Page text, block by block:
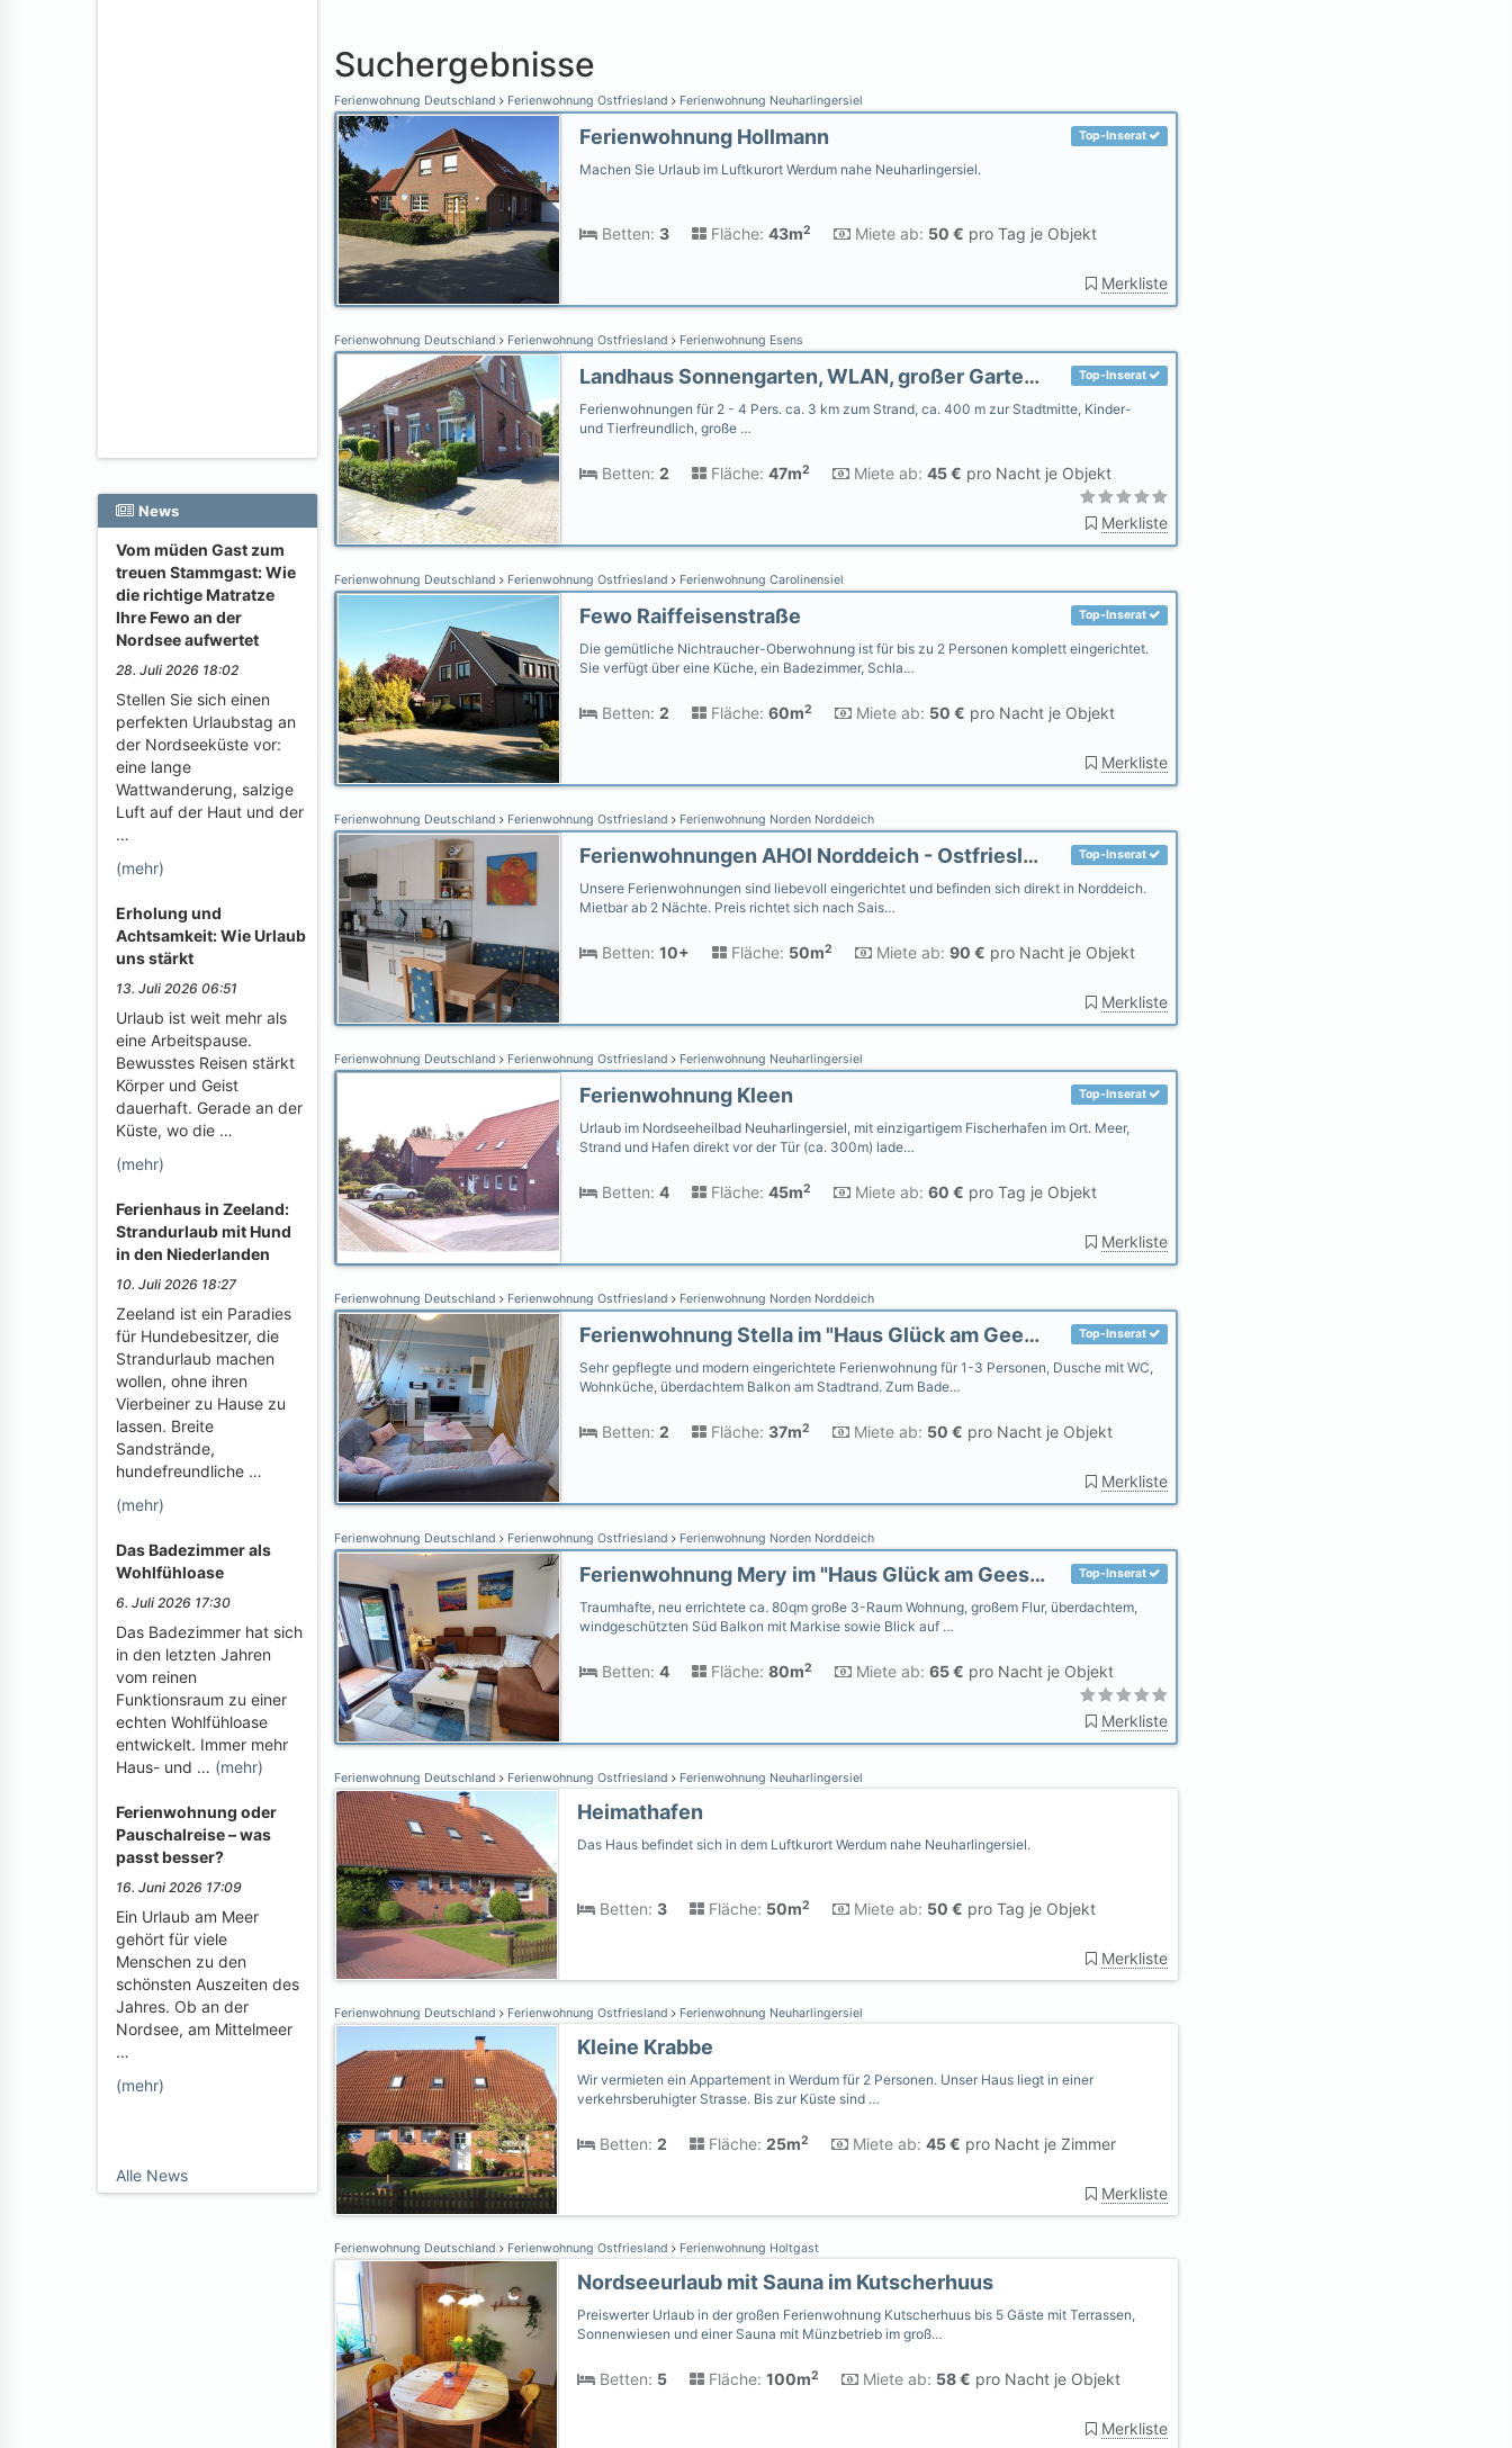
News
Vom müden Gast zum
treuen Stammgast: Wie
die richtige Matratze
Ihre Fewo an der
Nordsee aufwertet
28. Juli 2026 18:02
Stellen Sie sich einen
perfekten Urlaubstag an
der Nordseeküste vor:
eine lange
Wattwanderung, salzige
Luft auf der Haut und der
…
(mehr)
Erholung und
Achtsamkeit: Wie Urlaub
uns stärkt
13. Juli 2026 06:51
Urlaub ist weit mehr als
eine Arbeitspause.
Bewusstes Reisen stärkt
Körper und Geist
dauerhaft. Gerade an der
Küste, wo die …
(mehr)
Ferienhaus in Zeeland:
Strandurlaub mit Hund
in den Niederlanden
10. Juli 2026 18:27
Zeeland ist ein Paradies
für Hundebesitzer, die
Strandurlaub machen
wollen, ohne ihren
Vierbeiner zu Hause zu
lassen. Breite
Sandstrände,
hundefreundliche …
(mehr)
Das Badezimmer als
Wohlfühloase
6. Juli 2026 17:30
Das Badezimmer hat sich
in den letzten Jahren
vom reinen
Funktionsraum zu einer
echten Wohlfühloase
entwickelt. Immer mehr
Haus- und … (mehr)
Ferienwohnung oder
Pauschalreise – was
passt besser?
16. Juni 2026 17:09
Ein Urlaub am Meer
gehört für viele
Menschen zu den
schönsten Auszeiten des
Jahres. Ob an der
Nordsee, am Mittelmeer
…
(mehr)
Alle News
Suchergebnisse
Ferienwohnung Deutschland Ferienwohnung Ostfriesland Ferienwohnung Neuharlingersiel
Top-Inserat
Ferienwohnung Hollmann
Machen Sie Urlaub im Luftkurort Werdum nahe Neuharlingersiel.
Betten: 3 Fläche: 43m2 Miete ab: 50 € pro Tag je Objekt
Merkliste
Ferienwohnung Deutschland Ferienwohnung Ostfriesland Ferienwohnung Esens
Top-Inserat
Landhaus Sonnengarten, WLAN, großer Garten, eig.Parkplatz
Ferienwohnungen für 2 - 4 Pers. ca. 3 km zum Strand, ca. 400 m zur Stadtmitte, Kinder-
und Tierfreundlich, große …
Betten: 2 Fläche: 47m2 Miete ab: 45 € pro Nacht je Objekt
Merkliste
Ferienwohnung Deutschland Ferienwohnung Ostfriesland Ferienwohnung Carolinensiel
Top-Inserat
Fewo Raiffeisenstraße
Die gemütliche Nichtraucher-Oberwohnung ist für bis zu 2 Personen komplett eingerichtet.
Sie verfügt über eine Küche, ein Badezimmer, Schla…
Betten: 2 Fläche: 60m2 Miete ab: 50 € pro Nacht je Objekt
Merkliste
Ferienwohnung Deutschland Ferienwohnung Ostfriesland Ferienwohnung Norden Norddeich
Top-Inserat
Ferienwohnungen AHOI Norddeich - Ostfriesland
Unsere Ferienwohnungen sind liebevoll eingerichtet und befinden sich direkt in Norddeich.
Mietbar ab 2 Nächte. Preis richtet sich nach Sais…
Betten: 10+ Fläche: 50m2 Miete ab: 90 € pro Nacht je Objekt
Merkliste
Ferienwohnung Deutschland Ferienwohnung Ostfriesland Ferienwohnung Neuharlingersiel
Top-Inserat
Ferienwohnung Kleen
Urlaub im Nordseeheilbad Neuharlingersiel, mit einzigartigem Fischerhafen im Ort. Meer,
Strand und Hafen direkt vor der Tür (ca. 300m) lade…
Betten: 4 Fläche: 45m2 Miete ab: 60 € pro Tag je Objekt
Merkliste
Ferienwohnung Deutschland Ferienwohnung Ostfriesland Ferienwohnung Norden Norddeich
Top-Inserat
Ferienwohnung Stella im "Haus Glück am Geestrand"
Sehr gepflegte und modern eingerichtete Ferienwohnung für 1-3 Personen, Dusche mit WC,
Wohnküche, überdachtem Balkon am Stadtrand. Zum Bade…
Betten: 2 Fläche: 37m2 Miete ab: 50 € pro Nacht je Objekt
Merkliste
Ferienwohnung Deutschland Ferienwohnung Ostfriesland Ferienwohnung Norden Norddeich
Top-Inserat
Ferienwohnung Mery im "Haus Glück am Geestrand"
Traumhafte, neu errichtete ca. 80qm große 3-Raum Wohnung, großem Flur, überdachtem,
windgeschützten Süd Balkon mit Markise sowie Blick auf …
Betten: 4 Fläche: 80m2 Miete ab: 65 € pro Nacht je Objekt
Merkliste
Ferienwohnung Deutschland Ferienwohnung Ostfriesland Ferienwohnung Neuharlingersiel
Heimathafen
Das Haus befindet sich in dem Luftkurort Werdum nahe Neuharlingersiel.
Betten: 3 Fläche: 50m2 Miete ab: 50 € pro Tag je Objekt
Merkliste
Ferienwohnung Deutschland Ferienwohnung Ostfriesland Ferienwohnung Neuharlingersiel
Kleine Krabbe
Wir vermieten ein Appartement in Werdum für 2 Personen. Unser Haus liegt in einer
verkehrsberuhigter Strasse. Bis zur Küste sind …
Betten: 2 Fläche: 25m2 Miete ab: 45 € pro Nacht je Zimmer
Merkliste
Ferienwohnung Deutschland Ferienwohnung Ostfriesland Ferienwohnung Holtgast
Nordseeurlaub mit Sauna im Kutscherhuus
Preiswerter Urlaub in der großen Ferienwohnung Kutscherhuus bis 5 Gäste mit Terrassen,
Sonnenwiesen und einer Sauna mit Münzbetrieb im groß…
Betten: 5 Fläche: 100m2 Miete ab: 58 € pro Nacht je Objekt
Merkliste